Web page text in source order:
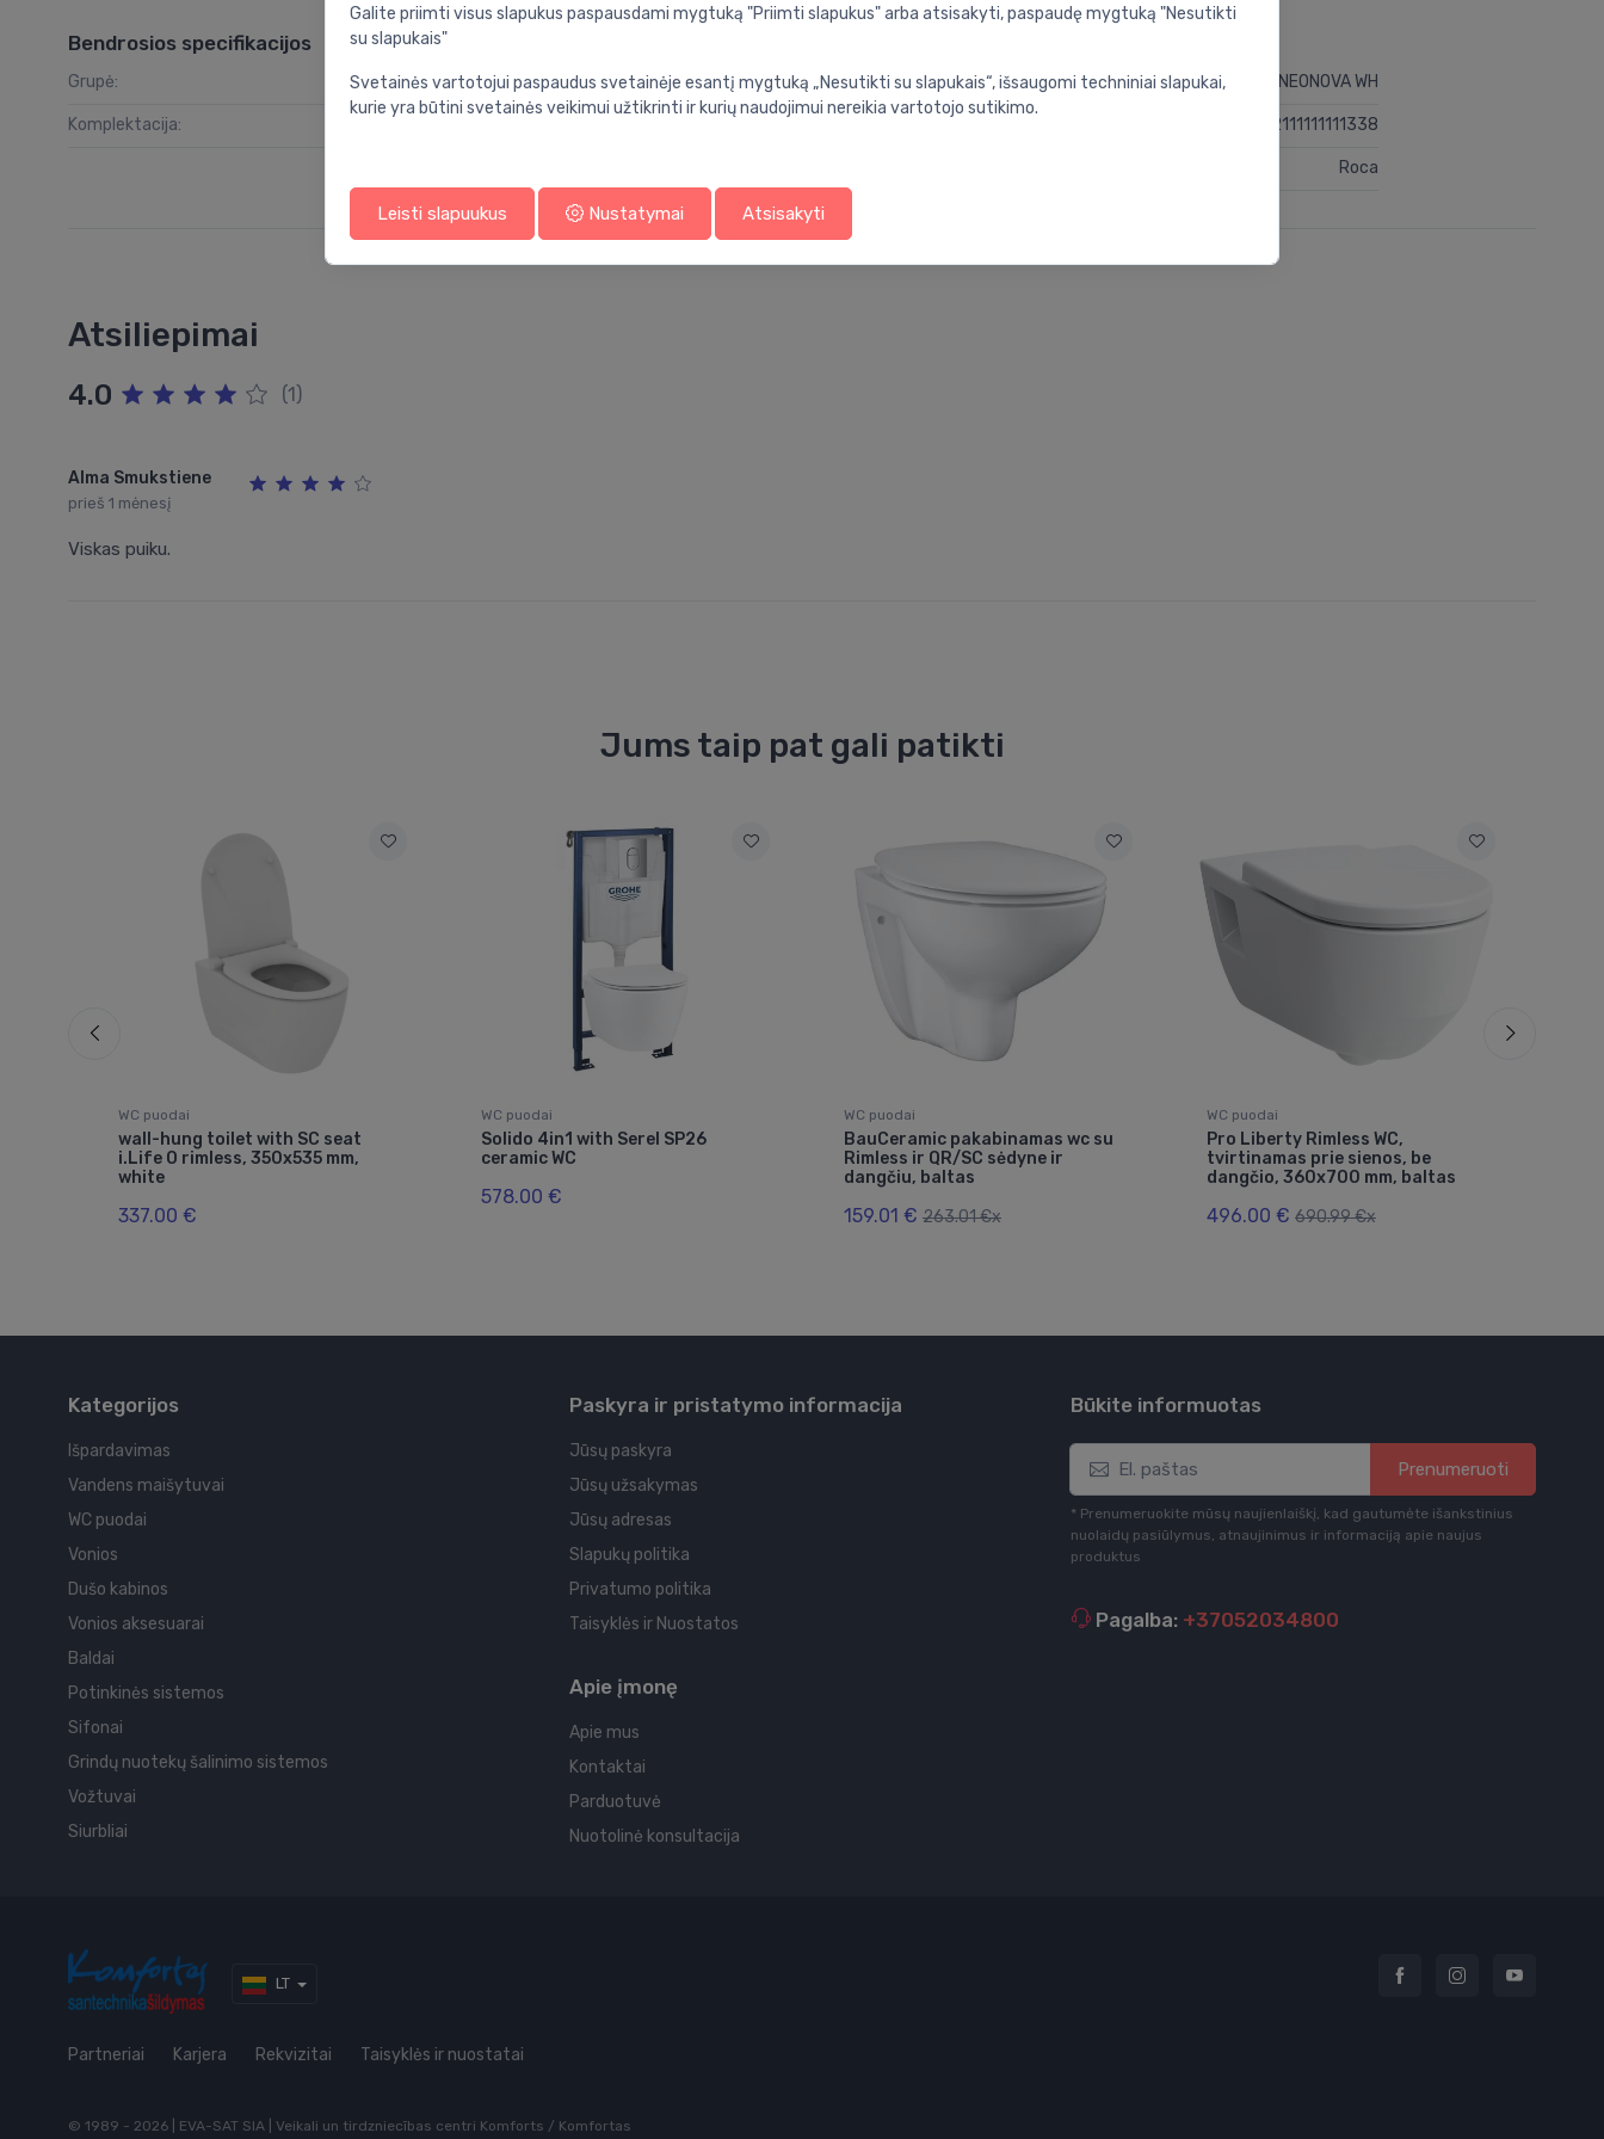
Bendrosios specifikacijos
Grupė: vonios kambarys
Komplektacija:
Produkto kodas: KK OPTICA INEONOVA WH
2111111111338
Roca
Atsiliepimai
4.0 (1)
Alma Smukstiene
prieš 1 mėnesį
Viskas puiku.
Jums taip pat gali patikti
WC puodai
wall-hung toilet with SC seat
i.Life O rimless, 350x535 mm,
white
337.00 €
WC puodai
Solido 4in1 with Serel SP26
ceramic WC
578.00 €
WC puodai
BauCeramic pakabinamas wc su
Rimless ir QR/SC sėdyne ir
dangčiu, baltas
159.01 € 263.01 €x
WC puodai
Pro Liberty Rimless WC,
tvirtinamas prie sienos, be
dangčio, 360x700 mm, baltas
496.00 € 690.99 €x
Kategorijos
Išpardavimas
Vandens maišytuvai
WC puodai
Vonios
Dušo kabinos
Vonios aksesuarai
Baldai
Potinkinės sistemos
Sifonai
Grindų nuotekų šalinimo sistemos
Vožtuvai
Siurbliai
Paskyra ir pristatymo informacija
Jūsų paskyra
Jūsų užsakymas
Jūsų adresas
Slapukų politika
Privatumo politika
Taisyklės ir Nuostatos
Apie įmonę
Apie mus
Kontaktai
Parduotuvė
Nuotolinė konsultacija
Būkite informuotas
Prenumeruoti
* Prenumeruokite mūsų naujienlaiškį, kad gautumėte išankstinius
nuolaidų pasiūlymus, atnaujinimus ir informaciją apie naujus
produktus
Pagalba: +37052034800
LT
Partneriai Karjera Rekvizitai Taisyklės ir nuostatai
© 1989 - 2026 | EVA-SAT SIA | Veikali un tirdzniecības centri Komforts / Komfortas
Galite priimti visus slapukus paspausdami mygtuką "Priimti slapukus" arba atsisakyti, paspaudę mygtuką "Nesutikti
su slapukais"
Svetainės vartotojui paspaudus svetainėje esantį mygtuką „Nesutikti su slapukais“, išsaugomi techniniai slapukai,
kurie yra būtini svetainės veikimui užtikrinti ir kurių naudojimui nereikia vartotojo sutikimo.
Leisti slapuukus Nustatymai Atsisakyti